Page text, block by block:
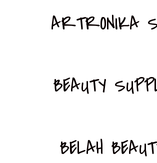
ARTRONIKA
BEAUTY
BELAH